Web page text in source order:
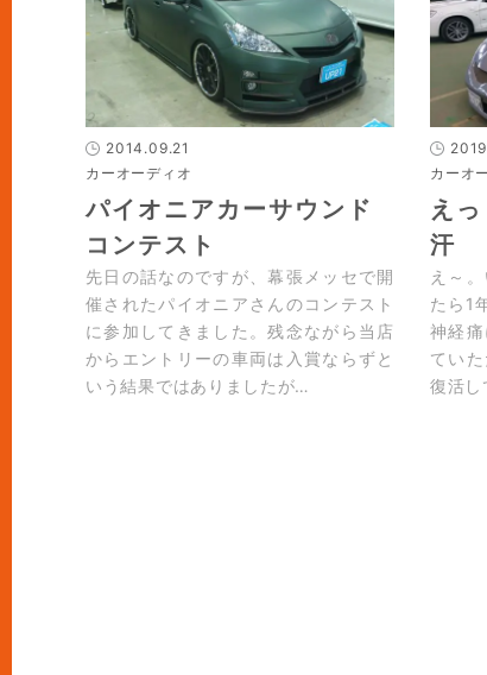
2014.09.21
カーオーディオ
パイオニアカーサウンド
コンテスト
先日の話なのですが、幕張メッセで開
催されたパイオニアさんのコンテスト
に参加してきました。残念ながら当店
からエントリーの車両は入賞ならずと
いう結果ではありましたが…
カーオ
え
汗
え～
たら1
神経
てい
復活